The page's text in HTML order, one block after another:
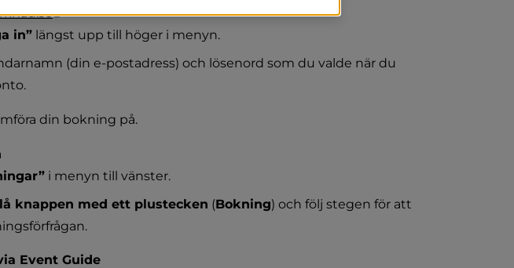
Länk till annan webbplats.
in” längst upp till höger i menyn.
(din e-postadress) och lösenord som du valde när du
din bokning på.
i menyn till vänster.
knappen med ett plustecken (Bokning) och följ stegen för att
Event Guide